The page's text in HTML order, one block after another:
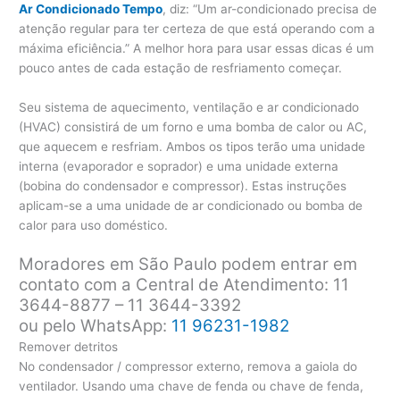
Ar Condicionado Tempo, diz: “Um ar-condicionado precisa de
atenção regular para ter certeza de que está operando com a
máxima eficiência.” A melhor hora para usar essas dicas é um
pouco antes de cada estação de resfriamento começar.
Seu sistema de aquecimento, ventilação e ar condicionado
(HVAC) consistirá de um forno e uma bomba de calor ou AC,
que aquecem e resfriam. Ambos os tipos terão uma unidade
interna (evaporador e soprador) e uma unidade externa
(bobina do condensador e compressor). Estas instruções
aplicam-se a uma unidade de ar condicionado ou bomba de
calor para uso doméstico.
Moradores em São Paulo podem entrar em
contato com a Central de Atendimento: 11
3644-8877 – 11 3644-3392
ou pelo WhatsApp: 11 96231-1982
Remover detritos
No condensador / compressor externo, remova a gaiola do
ventilador. Usando uma chave de fenda ou chave de fenda,